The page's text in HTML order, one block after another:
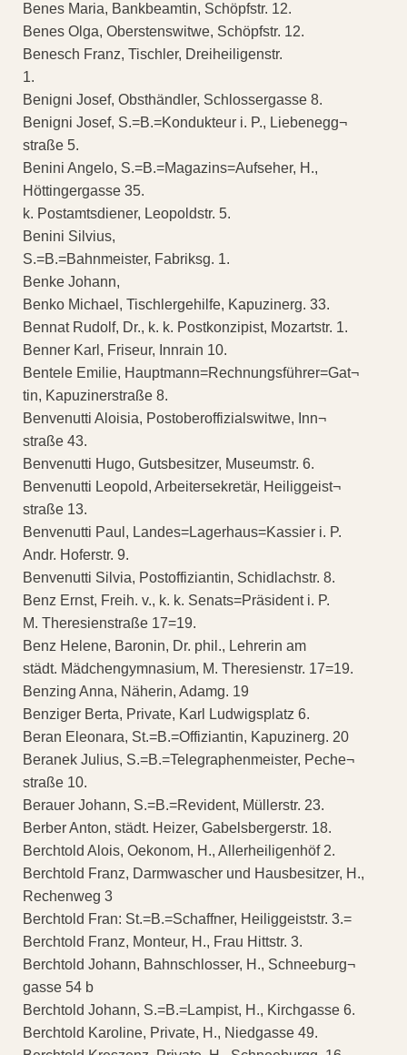
Benes Maria, Bankbeamtin, Schöpfstr. 12.
Benes Olga, Oberstenswitwe, Schöpfstr. 12.
Benesch Franz, Tischler, Dreiheiligenstr.
1.
Benigni Josef, Obsthändler, Schlossergasse 8.
Benigni Josef, S.=B.=Kondukteur i. P., Liebenegg¬
straße 5.
Benini Angelo, S.=B.=Magazins=Aufseher, H.,
Höttingergasse 35.
k. Postamtsdiener, Leopoldstr. 5.
Benini Silvius,
S.=B.=Bahnmeister, Fabriksg. 1.
Benke Johann,
Benko Michael, Tischlergehilfe, Kapuzinerg. 33.
Bennat Rudolf, Dr., k. k. Postkonzipist, Mozartstr. 1.
Benner Karl, Friseur, Innrain 10.
Bentele Emilie, Hauptmann=Rechnungsführer=Gat¬
tin, Kapuzinerstraße 8.
Benvenutti Aloisia, Postoberoffizialswitwe, Inn¬
straße 43.
Benvenutti Hugo, Gutsbesitzer, Museumstr. 6.
Benvenutti Leopold, Arbeitersekretär, Heiliggeist¬
straße 13.
Benvenutti Paul, Landes=Lagerhaus=Kassier i. P.
Andr. Hoferstr. 9.
Benvenutti Silvia, Postoffiziantin, Schidlachstr. 8.
Benz Ernst, Freih. v., k. k. Senats=Präsident i. P.
M. Theresienstraße 17=19.
Benz Helene, Baronin, Dr. phil., Lehrerin am
städt. Mädchengymnasium, M. Theresienstr. 17=19.
Benzing Anna, Näherin, Adamg. 19
Benziger Berta, Private, Karl Ludwigsplatz 6.
Beran Eleonara, St.=B.=Offiziantin, Kapuzinerg. 20
Beranek Julius, S.=B.=Telegraphenmeister, Peche¬
straße 10.
Berauer Johann, S.=B.=Revident, Müllerstr. 23.
Berber Anton, städt. Heizer, Gabelsbergerstr. 18.
Berchtold Alois, Oekonom, H., Allerheiligenhöf 2.
Berchtold Franz, Darmwascher und Hausbesitzer, H.,
Rechenweg 3
Berchtold Fran: St.=B.=Schaffner, Heiliggeiststr. 3.=
Berchtold Franz, Monteur, H., Frau Hittstr. 3.
Berchtold Johann, Bahnschlosser, H., Schneeburg¬
gasse 54 b
Berchtold Johann, S.=B.=Lampist, H., Kirchgasse 6.
Berchtold Karoline, Private, H., Niedgasse 49.